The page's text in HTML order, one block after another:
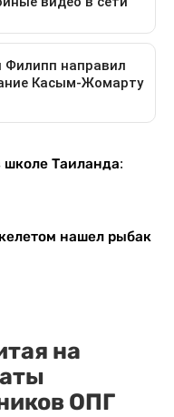
школе Таиланда:
нашел рыбак
на
ОПГ